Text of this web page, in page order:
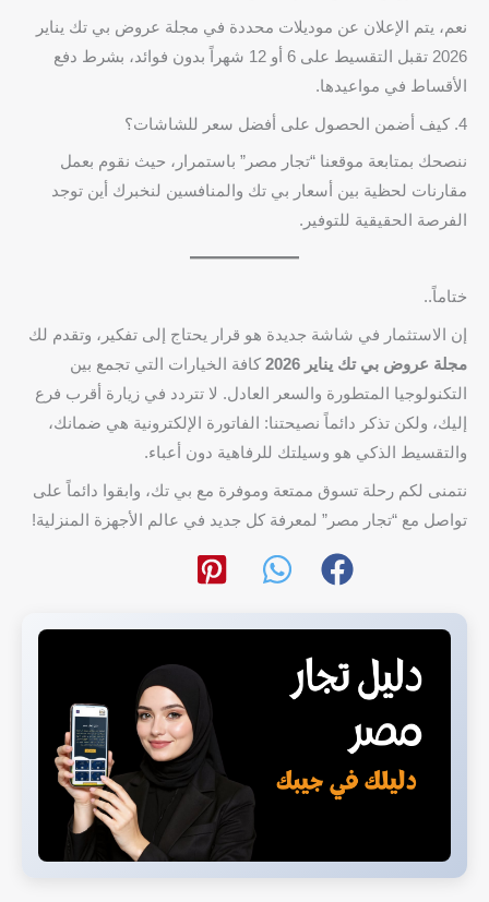
نعم، يتم الإعلان عن موديلات محددة في مجلة عروض بي تك يناير
2026 تقبل التقسيط على 6 أو 12 شهراً بدون فوائد، بشرط دفع
الأقساط في مواعيدها.
4. كيف أضمن الحصول على أفضل سعر للشاشات؟
ننصحك بمتابعة موقعنا “تجار مصر” باستمرار، حيث نقوم بعمل
مقارنات لحظية بين أسعار بي تك والمنافسين لنخبرك أين توجد
الفرصة الحقيقية للتوفير.
ختاماً..
إن الاستثمار في شاشة جديدة هو قرار يحتاج إلى تفكير، وتقدم لك
مجلة عروض بي تك يناير 2026
كافة الخيارات التي تجمع بين
التكنولوجيا المتطورة والسعر العادل. لا تتردد في زيارة أقرب فرع
إليك، ولكن تذكر دائماً نصيحتنا: الفاتورة الإلكترونية هي ضمانك،
والتقسيط الذكي هو وسيلتك للرفاهية دون أعباء.
نتمنى لكم رحلة تسوق ممتعة وموفرة مع بي تك، وابقوا دائماً على
تواصل مع “تجار مصر” لمعرفة كل جديد في عالم الأجهزة المنزلية!